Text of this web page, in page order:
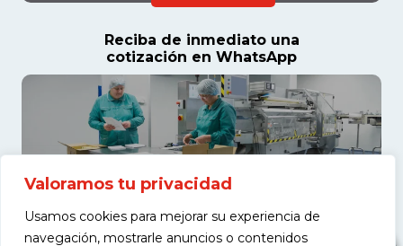
Valoramos tu privacidad
Usamos cookies para mejorar su experiencia de
navegación, mostrarle anuncios o contenidos
Reciba de inmediato una
cotización en WhatsApp